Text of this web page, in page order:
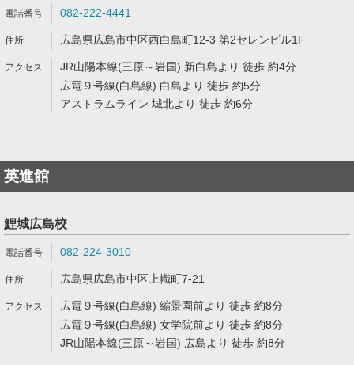
082-222-4441
広島県広島市中区西白島町12-3 第2セレンビル1F
JR山陽本線(三原～岩国) 新白島より 徒歩 約4分
広電９号線(白島線) 白島より 徒歩 約5分
アストラムライン 城北より 徒歩 約6分
英進館
鯉城広島校
082-224-3010
広島県広島市中区上幟町7-21
広電９号線(白島線) 縮景園前より 徒歩 約8分
広電９号線(白島線) 女学院前より 徒歩 約8分
JR山陽本線(三原～岩国) 広島より 徒歩 約8分